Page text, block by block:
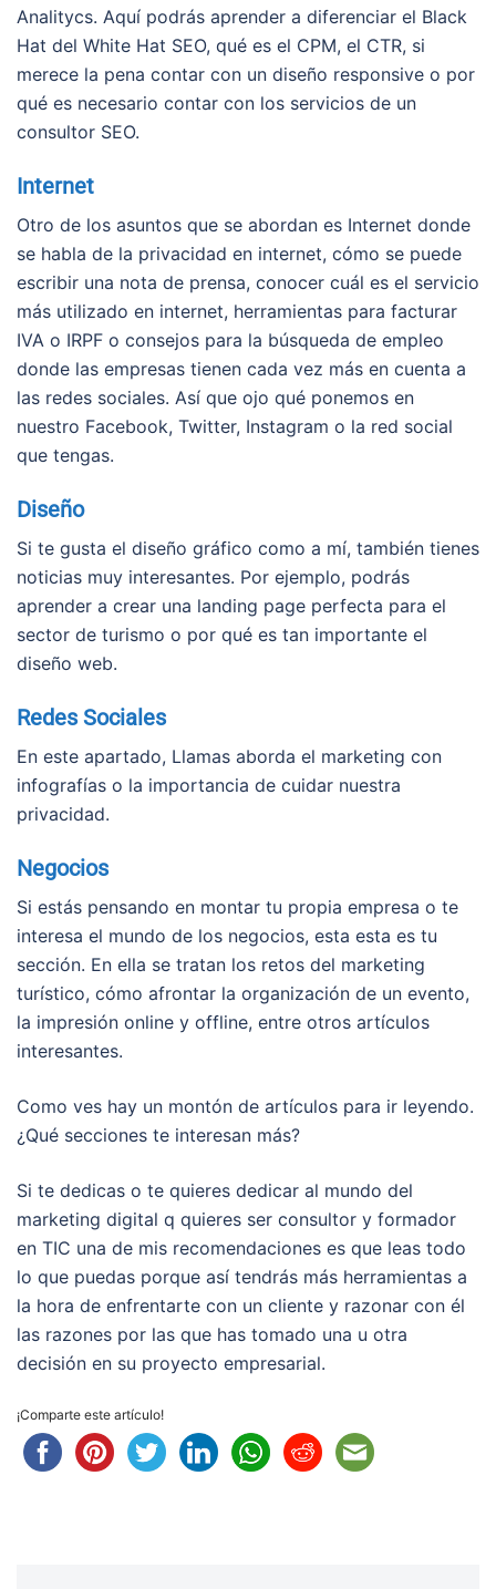
Analitycs. Aquí podrás aprender a diferenciar el Black
Hat del White Hat SEO, qué es el CPM, el CTR, si
merece la pena contar con un diseño responsive o por
qué es necesario contar con los servicios de un
consultor SEO.
Internet
Otro de los asuntos que se abordan es Internet donde
se habla de la privacidad en internet, cómo se puede
escribir una nota de prensa, conocer cuál es el servicio
más utilizado en internet, herramientas para facturar
IVA o IRPF o consejos para la búsqueda de empleo
donde las empresas tienen cada vez más en cuenta a
las redes sociales. Así que ojo qué ponemos en
nuestro Facebook, Twitter, Instagram o la red social
que tengas.
Diseño
Si te gusta el diseño gráfico como a mí, también tienes
noticias muy interesantes. Por ejemplo, podrás
aprender a crear una landing page perfecta para el
sector de turismo o por qué es tan importante el
diseño web.
Redes Sociales
En este apartado, Llamas aborda el marketing con
infografías o la importancia de cuidar nuestra
privacidad.
Negocios
Si estás pensando en montar tu propia empresa o te
interesa el mundo de los negocios, esta esta es tu
sección. En ella se tratan los retos del marketing
turístico, cómo afrontar la organización de un evento,
la impresión online y offline, entre otros artículos
interesantes.
Como ves hay un montón de artículos para ir leyendo.
¿Qué secciones te interesan más?
Si te dedicas o te quieres dedicar al mundo del
marketing digital q quieres ser consultor y formador
en TIC una de mis recomendaciones es que leas todo
lo que puedas porque así tendrás más herramientas a
la hora de enfrentarte con un cliente y razonar con él
las razones por las que has tomado una u otra
decisión en su proyecto empresarial.
¡Comparte este artículo!